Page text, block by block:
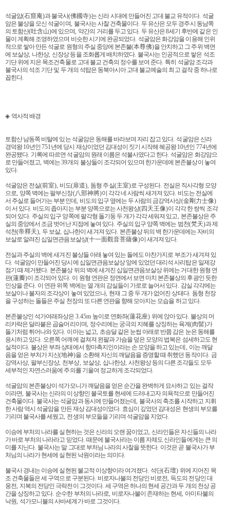
석굴암(石窟庵)과 불국사(佛國寺)는 신라 시대에 만들어진 고대 불교 유적이다. 석굴
암은 불상을 모신 석굴이며, 불국사는 사찰 건축물이다. 두 유산은 모두 경주시 동남쪽
의 토함산(吐含山)에 있으며, 약간의 거리를 두고 있다. 두 유산은8세기 후반에 같은 인
물이 계획해 조영하였으며 비슷한 시기에 완공되었다. 석굴암은 화강암을 이용해 인위
적으로 쌓아 만든 석굴로 원형의 주실 중앙에 본존불(本尊佛)을 안치하고 그 주위 벽면
에 보살상, 나한상, 신장상 등을 조화롭게 배치하였다. 불국사는 인공적으로 쌓은 석조
기단 위에 지은 목조건축물로 고대 불교 건축의 정수를 보여 준다. 특히 석굴암 조각과
불국사의 석조 기단 및 두 개의 석탑은 동북아시아 고대 불교예술의 최고 걸작 중 하나로
꼽힌다.
◈ 역사적 배경
토함산 남동쪽 비탈에 있는 석굴암은 동해를 바라보며 자리 잡고 있다. 석굴암은 신라
경덕왕10년인751년에 당시 재상이었던 김대성이 짓기 시작해 혜공왕10년인 774년에
완공됐다. 기록에 따르면 석굴암의 원래 이름은 석불사였다고 한다. 석굴암은 화강암으
로 만들어졌고, 벽에는39개의 불상들이 조각되어 있으며 한가운데에 본존불상이 놓여
있다.
석굴암은 전실(前室), 비도(扉道), 돔형 주실(主室)로 구성된다. 전실은 직사각형 모양
으로, 양쪽 벽에는 팔부신장(八部神將)이 각각 네 사람씩 새겨져 있다. 비도는 전실에
서 주실로 들어가는 부분인데, 비도의 입구 옆에는 두 사람의 금강역사상(金剛力士像)
이 서 있다. 비도의 좁아지는 부분 양쪽으로는 사천왕상(四天王像)이 각각 한 쌍씩 조각
되어 있다. 주실의 입구 양쪽에 팔각형 돌기둥 두 개가 각각 세워져 있고, 본존불상은 주
실의 중앙에서 조금 벗어난 지점에 놓여 있다. 주실의 입구 양쪽 벽에는 범천(梵天)과 제
석천(帝釋天), 두 보살, 십나한이 새겨져 있다. 본존불상 뒤의 벽 한가운데에는 자비의
보살로 알려진 십일면관음보살상(十一面觀音菩薩像)이 새겨져 있다.
전실과 주실의 벽에 새겨진 불상들 아래 놓여 있는 돌에도 마찬가지로 부조가 새겨져 있
다. 석굴암이 만들어진 당시에 십일면관음보살상 앞에 있었던 대리석 사리탑은 일제강
점기 때 제거됐다. 본존불상 뒤의 벽에 새겨진 십일면관음보살상 위에는 거대한 원형 연
판(蓮瓣)이 조각되어 있다. 이 원형 연판은 정면에서 보면 마치 본존불상의 후광인 듯한
인상을 준다. 이 연판 위쪽 벽에는 열 개의 감실들이 가로로 늘어서 있다. 감실 각각에는
보살이나 불자의 조각상이 놓여 있었으나, 현재 그 중 두 개가 없어진 상태다. 돔형 천장
을 구성하는 돌들은 주실 천장의 또 다른 연판을 향해 모아지는 모습을 하고 있다.
본존불상인 석가여래좌상은 3.45m 높이로 연화좌(蓮花座) 위에 앉아 있다. 불상의 머
리카락은 달라붙은 곱슬머리이며, 정수리에는 궁극의 지혜를 상징하는 육계(肉髻)가
돌기처럼 튀어나와 있다. 이마는 넓고, 초승달 같은 눈썹 아래로 반쯤 감은 눈은 동해를
응시하고 있다. 오른쪽 어깨에 걸쳐져 왼팔과 가슴을 덮은 모양의 법복은 섬세하고도 현
실적이다. 불상은 부좌 상태에서 항마촉지인이라는 손 모양을 하고 있는데, 이는 깨달
음을 얻은 부처가 지신(地神)을 소환해 자신의 깨달음을 증명할 때 취했던 동작이다. 금
강역사상,팔부신장상, 천부상, 보살상, 십나한상, 사천왕상 등의 다른 조각들도 모두
세부적인 자연스러움에 주의를 기울여 정교하게 조각되었다.
석굴암의 본존불상이 석가모니가 깨달음을 얻은 순간을 완벽하게 묘사하고 있는 걸작
이라면, 불국사는 신라의 이상향인 불국토를 현세에 드러내고자 의욕적으로 만들어진
건축물이다. 불국사는 석굴암과 동시에 만들어졌는데, 불국사의 축조를 시작하고 지휘
한 사람 역시 석굴암을 만든 재상 김대성이었다. 효심이 깊었던 김대성은 현생의 부모를
기리며 불국사를 세웠고, 전생의 부모들을 기리며 석굴암을 지었다.
이승에 부처의 나라를 실현하는 것은 신라의 오랜 꿈이었고, 신라인들은 자신들의 나라
가 바로 부처의 나라라고 믿었다. 때문에 불국사라는 이름 자체도 신라인들에게는 큰 의
미를 지닌다. 불국사는 말 그대로 부처님 나라의 사찰을 뜻한다. 이것은 곧 불국사가 부
처님의 나라가 현세에 실현된 낙원이라는 의미다.
불국사 경내는 이승에 실현된 불교적 이상향이라 여겨졌다. 석단(石壇)위에 지어진 목
조 건축물들은 세 구역으로 구분된다. 비로자나불의 전당인 비로전, 득도의 전당인 대
웅전, 지복의 전당인 극락전이 그것이다. 세 구역은 하나의 현세 공간과 두 개의 천상 공
간을 상징하고 있다. 순수한 부처의 나라로, 비로자나불이 존재하는 현세, 아미타불의
낙원, 석가모니불의 사바세계가 바로 그것이다.